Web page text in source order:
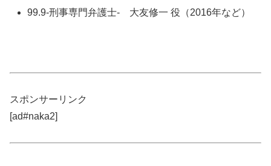
99.9-刑事専門弁護士- 大友修一 役（2016年など）
スポンサーリンク
[ad#naka2]